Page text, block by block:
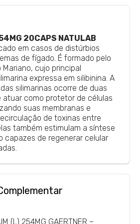
20CAPS NATULAB
em casos de distúrbios
de fígado. É formado pelo
cujo principal
expressa em silibinina. A
silimarinas ocorre de duas
atuar como protetor de células
suas membranas e
de toxinas entre
também estimulam a síntese
capazes de regenerar celular
(L) 254MG GAERTNER –